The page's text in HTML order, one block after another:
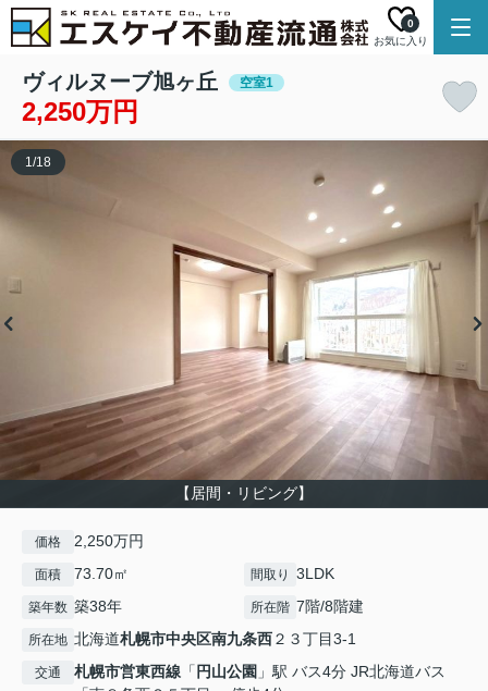
お気に入り
0
ヴィルヌーブ旭ヶ丘 空室1
2,250万円
【居間・リビング】
1/18
価格 2,250万円
面積 73.70㎡ 間取り 3LDK
築年数 築38年 所在階 7階/8階建
所在地 北海道札幌市中央区南九条西２３丁目3-1
交通 札幌市営東西線 「 円山公園 」駅 バス4分 JR北海道バス